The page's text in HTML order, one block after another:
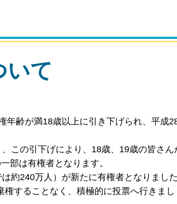
いて
年齢が満18歳以上に引き下げられ、平成
この引下げにより、18歳、19歳の皆さ
部は有権者となります。
約240万人）が新たに有権者となりまし
することなく、積極的に投票へ行きまし